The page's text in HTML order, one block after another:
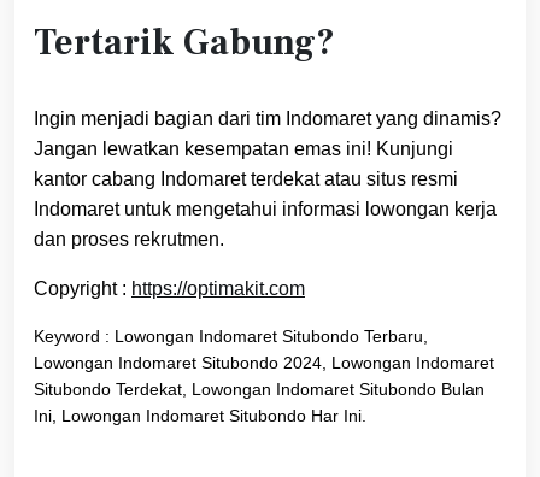
Tertarik Gabung?
Ingin menjadi bagian dari tim Indomaret yang dinamis?
Jangan lewatkan kesempatan emas ini! Kunjungi
kantor cabang Indomaret terdekat atau situs resmi
Indomaret untuk mengetahui informasi lowongan kerja
dan proses rekrutmen.
Copyright : https://optimakit.com
Keyword : Lowongan Indomaret Situbondo Terbaru,
Lowongan Indomaret Situbondo 2024, Lowongan Indomaret
Situbondo Terdekat, Lowongan Indomaret Situbondo Bulan
Ini, Lowongan Indomaret Situbondo Har Ini.